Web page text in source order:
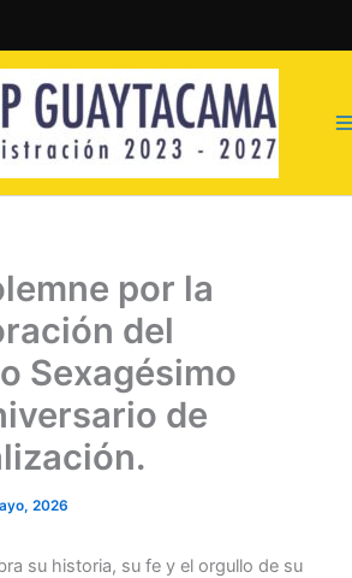
por la
del
Sexagésimo
de
2026
su historia, su fe y el orgullo de su